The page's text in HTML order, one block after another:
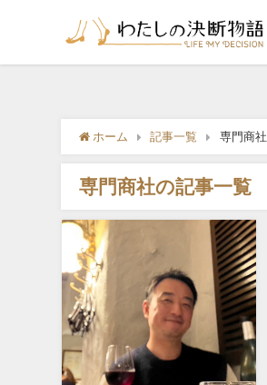
ホーム 記事一覧 専門商社
専門商社の記事一覧